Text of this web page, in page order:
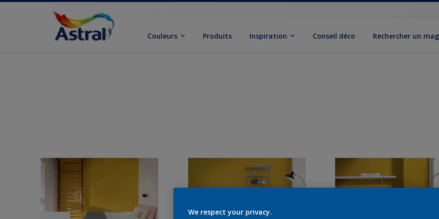
Couleurs Produits Inspiration Conseil déco Rechercher un
We respect your privacy.